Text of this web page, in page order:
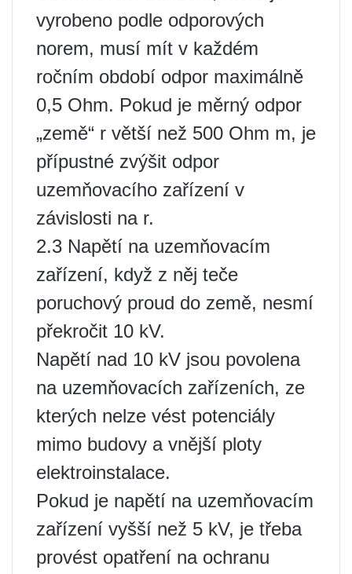
vyrobeno podle odporových
norem, musí mít v každém
ročním období odpor maximálně
0,5 Ohm. Pokud je měrný odpor
„země“ r větší než 500 Ohm m, je
přípustné zvýšit odpor
uzemňovacího zařízení v
závislosti na r.
2.3 Napětí na uzemňovacím
zařízení, když z něj teče
poruchový proud do země, nesmí
překročit 10 kV.
Napětí nad 10 kV jsou povolena
na uzemňovacích zařízeních, ze
kterých nelze vést potenciály
mimo budovy a vnější ploty
elektroinstalace.
Pokud je napětí na uzemňovacím
zařízení vyšší než 5 kV, je třeba
provést opatření na ochranu